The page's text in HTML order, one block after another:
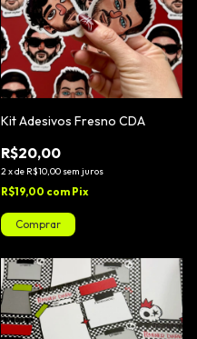
Kit Adesivos Fresno CDA
R$20,00
2xde R$10,00 sem juros
R$19,00 com Pix